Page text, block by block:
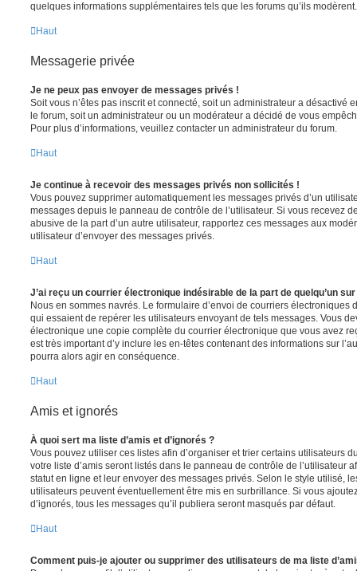
quelques informations supplémentaires tels que les forums qu’ils modèrent.
Haut
Messagerie privée
Je ne peux pas envoyer de messages privés !
Soit vous n’êtes pas inscrit et connecté, soit un administrateur a désactivé
le forum, soit un administrateur ou un modérateur a décidé de vous
Pour plus d’informations, veuillez contacter un administrateur du forum.
Haut
Je continue à recevoir des messages privés non sollicités !
Vous pouvez supprimer automatiquement les messages privés d’un
messages depuis le panneau de contrôle de l’utilisateur. Si vous recevez
abusive de la part d’un autre utilisateur, rapportez ces messages aux
utilisateur d’envoyer des messages privés.
Haut
J’ai reçu un courrier électronique indésirable de la part de quelqu’un
Nous en sommes navrés. Le formulaire d’envoi de courriers électroniques
qui essaient de repérer les utilisateurs envoyant de tels messages. Vous
électronique une copie complète du courrier électronique que vous avez
est très important d’y inclure les en-têtes contenant des informations sur
pourra alors agir en conséquence.
Haut
Amis et ignorés
À quoi sert ma liste d’amis et d’ignorés ?
Vous pouvez utiliser ces listes afin d’organiser et trier certains utilisateurs
votre liste d’amis seront listés dans le panneau de contrôle de l’utilisateur
statut en ligne et leur envoyer des messages privés. Selon le style utilisé,
utilisateurs peuvent éventuellement être mis en surbrillance. Si vous
d’ignorés, tous les messages qu’il publiera seront masqués par défaut.
Haut
Comment puis-je ajouter ou supprimer des utilisateurs de ma liste